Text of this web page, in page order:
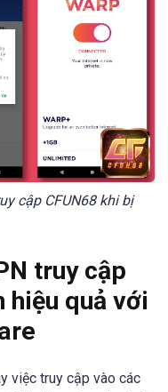
cập CFUN68 khi bị
truy cập
hiệu quả với
việc truy cập vào các